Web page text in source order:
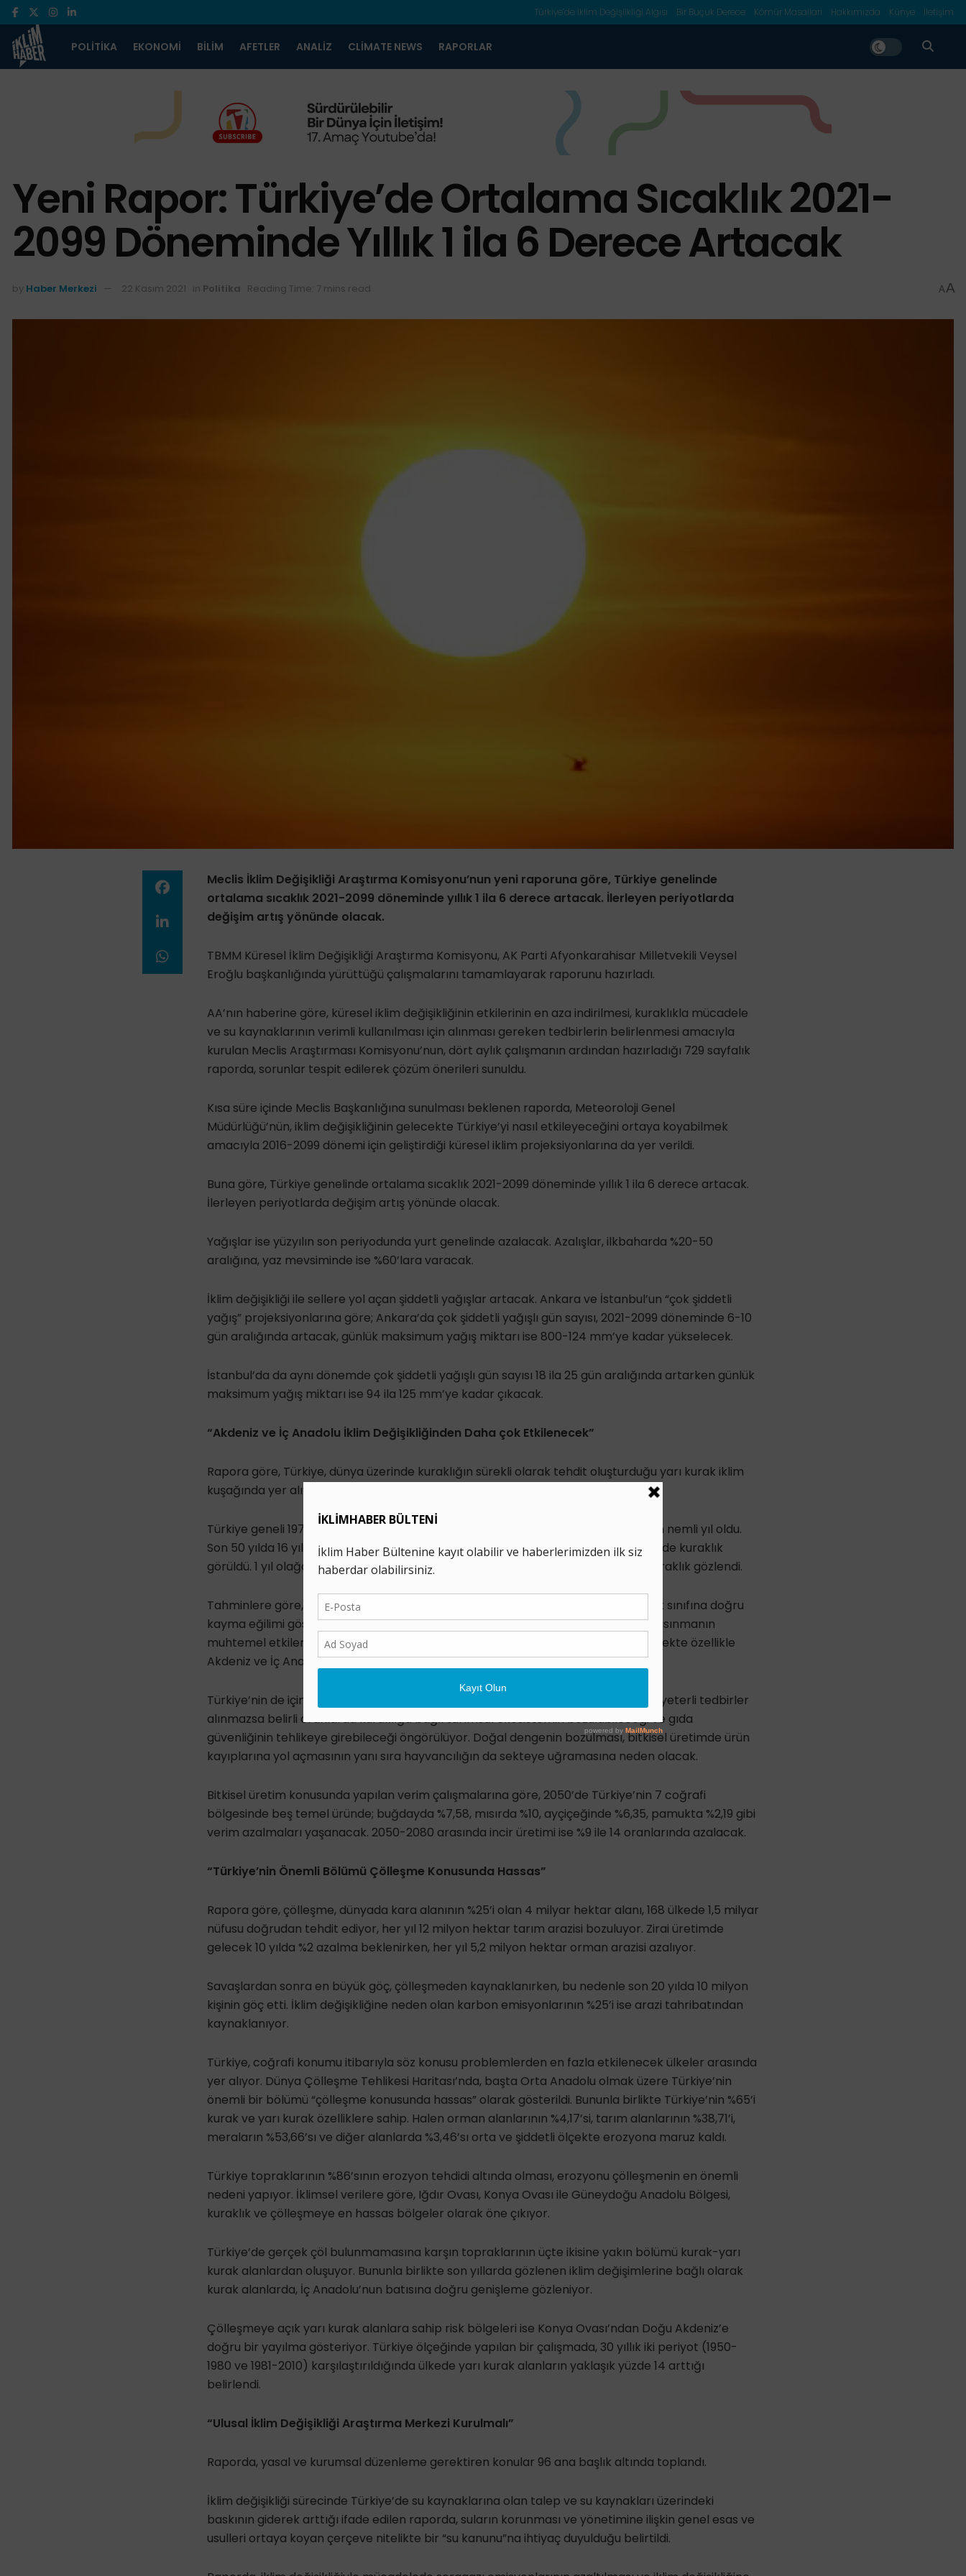
Türkiye’de İklim Değişlikliği Algısı Bir Buçuk Derece Kömür Masalları Hakkımızda Künye İletişim
POLITIKA EKONOMI BILIM AFETLER ANALIZ CLIMATE NEWS RAPORLAR
Yeni Rapor: Türkiye’de Ortalama Sıcaklık 2021-
2099 Döneminde Yıllık 1 ila 6 Derece Artacak
by Haber Merkezi 22 Kasım 2021 in Politika Reading Time: 7 mins read AA
Meclis İklim Değişikliği Araştırma Komisyonu’nun yeni raporuna göre, Türkiye genelinde
ortalama sıcaklık 2021-2099 döneminde yıllık 1 ila 6 derece artacak. İlerleyen periyotlarda
değişim artış yönünde olacak.
TBMM Küresel İklim Değişikliği Araştırma Komisyonu, AK Parti Afyonkarahisar Milletvekili Veysel
Eroğlu başkanlığında yürüttüğü çalışmalarını tamamlayarak raporunu hazırladı.
AA’nın haberine göre, küresel iklim değişikliğinin etkilerinin en aza indirilmesi, kuraklıkla mücadele
ve su kaynaklarının verimli kullanılması için alınması gereken tedbirlerin belirlenmesi amacıyla
kurulan Meclis Araştırması Komisyonu’nun, dört aylık çalışmanın ardından hazırladığı 729 sayfalık
raporda, sorunlar tespit edilerek çözüm önerileri sunuldu.
Kısa süre içinde Meclis Başkanlığına sunulması beklenen raporda, Meteoroloji Genel
Müdürlüğü’nün, iklim değişikliğinin gelecekte Türkiye’yi nasıl etkileyeceğini ortaya koyabilmek
amacıyla 2016-2099 dönemi için geliştirdiği küresel iklim projeksiyonlarına da yer verildi.
Buna göre, Türkiye genelinde ortalama sıcaklık 2021-2099 döneminde yıllık 1 ila 6 derece artacak.
İlerleyen periyotlarda değişim artış yönünde olacak.
Yağışlar ise yüzyılın son periyodunda yurt genelinde azalacak. Azalışlar, ilkbaharda %20-50
aralığına, yaz mevsiminde ise %60’lara varacak.
İklim değişikliği ile sellere yol açan şiddetli yağışlar artacak. Ankara ve İstanbul’un “çok şiddetli
yağış” projeksiyonlarına göre; Ankara’da çok şiddetli yağışlı gün sayısı, 2021-2099 döneminde 6-10
gün aralığında artacak, günlük maksimum yağış miktarı ise 800-124 mm’ye kadar yükselecek.
İstanbul’da da aynı dönemde çok şiddetli yağışlı gün sayısı 18 ila 25 gün aralığında artarken günlük
maksimum yağış miktarı ise 94 ila 125 mm’ye kadar çıkacak.
“Akdeniz ve İç Anadolu İklim Değişikliğinden Daha çok Etkilenecek”
Rapora göre, Türkiye, dünya üzerinde kuraklığın sürekli olarak tehdit oluşturduğu yarı kurak iklim
kuşağında yer alıyor.
Türkiye geneli 1971-2020 arası kuraklık dağılımına göre, 2008 en kurak, 2009 ise en nemli yıl oldu.
Son 50 yılda 16 yıl değişen şiddetlerde nemlilik gözlenirken, 15 yıl değişen şiddetlerde kuraklık
görüldü. 1 yıl olağanüstü kurak, 2 yıl çok şiddetli, 2 yıl şiddetli, 8 yıl orta, 2 yıl hafif kuraklık gözlendi.
Tahminlere göre, 2021-2098 döneminde kuraklık şiddet yüzdelikleri bir üst kuraklık sınıfına doğru
kayma eğilimi gösterecek ve bu bazı bölgelerde daha fazla hissedilecek. Küresel ısınmanın
muhtemel etkileri açısından risk grubu ülkeler arasında yer alan Türkiye’de, gelecekte özellikle
Akdeniz ve İç Anadolu bölgeleri iklim değişikliğinden daha çok etkilenecek.
Türkiye’nin de içinde bulunduğu yarı-kurak ve kurak iklim kuşaklarında, gerekli ve yeterli tedbirler
alınmazsa belirli oranlarda kuraklığa bağlı tarımsal ekosistemin bozulabileceği ve gıda
güvenliğinin tehlikeye girebileceği öngörülüyor. Doğal dengenin bozulması, bitkisel üretimde ürün
kayıplarına yol açmasının yanı sıra hayvancılığın da sekteye uğramasına neden olacak.
Bitkisel üretim konusunda yapılan verim çalışmalarına göre, 2050’de Türkiye’nin 7 coğrafi
bölgesinde beş temel üründe; buğdayda %7,58, mısırda %10, ayçiçeğinde %6,35, pamukta %2,19 gibi
verim azalmaları yaşanacak. 2050-2080 arasında incir üretimi ise %9 ile 14 oranlarında azalacak.
“Türkiye’nin Önemli Bölümü Çölleşme Konusunda Hassas”
Rapora göre, çölleşme, dünyada kara alanının %25’i olan 4 milyar hektar alanı, 168 ülkede 1,5 milyar
nüfusu doğrudan tehdit ediyor, her yıl 12 milyon hektar tarım arazisi bozuluyor. Zirai üretimde
gelecek 10 yılda %2 azalma beklenirken, her yıl 5,2 milyon hektar orman arazisi azalıyor.
Savaşlardan sonra en büyük göç, çölleşmeden kaynaklanırken, bu nedenle son 20 yılda 10 milyon
kişinin göç etti. İklim değişikliğine neden olan karbon emisyonlarının %25’i ise arazi tahribatından
kaynaklanıyor.
Türkiye, coğrafi konumu itibarıyla söz konusu problemlerden en fazla etkilenecek ülkeler arasında
yer alıyor. Dünya Çölleşme Tehlikesi Haritası’nda, başta Orta Anadolu olmak üzere Türkiye’nin
önemli bir bölümü “çölleşme konusunda hassas” olarak gösterildi. Bununla birlikte Türkiye’nin %65’i
kurak ve yarı kurak özelliklere sahip. Halen orman alanlarının %4,17’si, tarım alanlarının %38,71’i,
meraların %53,66’sı ve diğer alanlarda %3,46’sı orta ve şiddetli ölçekte erozyona maruz kaldı.
Türkiye topraklarının %86’sının erozyon tehdidi altında olması, erozyonu çölleşmenin en önemli
nedeni yapıyor. İklimsel verilere göre, Iğdır Ovası, Konya Ovası ile Güneydoğu Anadolu Bölgesi,
kuraklık ve çölleşmeye en hassas bölgeler olarak öne çıkıyor.
Türkiye’de gerçek çöl bulunmamasına karşın topraklarının üçte ikisine yakın bölümü kurak-yarı
kurak alanlardan oluşuyor. Bununla birlikte son yıllarda gözlenen iklim değişimlerine bağlı olarak
kurak alanlarda, İç Anadolu’nun batısına doğru genişleme gözleniyor.
Çölleşmeye açık yarı kurak alanlara sahip risk bölgeleri ise Konya Ovası’ndan Doğu Akdeniz’e
doğru bir yayılma gösteriyor. Türkiye ölçeğinde yapılan bir çalışmada, 30 yıllık iki periyot (1950-
1980 ve 1981-2010) karşılaştırıldığında ülkede yarı kurak alanların yaklaşık yüzde 14 arttığı
belirlendi.
“Ulusal İklim Değişikliği Araştırma Merkezi Kurulmalı”
Raporda, yasal ve kurumsal düzenleme gerektiren konular 96 ana başlık altında toplandı.
İklim değişikliği sürecinde Türkiye’de su kaynaklarına olan talep ve su kaynakları üzerindeki
baskının giderek arttığı ifade edilen raporda, suların korunması ve yönetimine ilişkin genel esas ve
usulleri ortaya koyan çerçeve nitelikte bir “su kanunu”na ihtiyaç duyulduğu belirtildi.